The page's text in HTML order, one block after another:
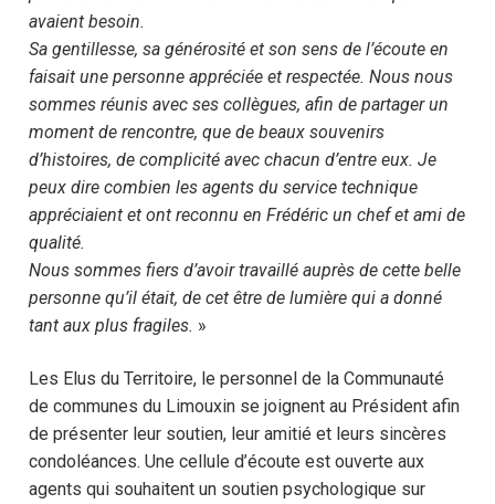
avaient besoin.
Sa gentillesse, sa générosité et son sens de l’écoute en
faisait une personne appréciée et respectée. Nous nous
sommes réunis avec ses collègues, afin de partager un
moment de rencontre, que de beaux souvenirs
d’histoires, de complicité avec chacun d’entre eux. Je
peux dire combien les agents du service technique
appréciaient et ont reconnu en Frédéric un chef et ami de
qualité.
Nous sommes fiers d’avoir travaillé auprès de cette belle
personne qu’il était, de cet être de lumière qui a donné
tant aux plus fragiles. »
Les Elus du Territoire, le personnel de la Communauté
de communes du Limouxin se joignent au Président afin
de présenter leur soutien, leur amitié et leurs sincères
condoléances. Une cellule d’écoute est ouverte aux
agents qui souhaitent un soutien psychologique sur